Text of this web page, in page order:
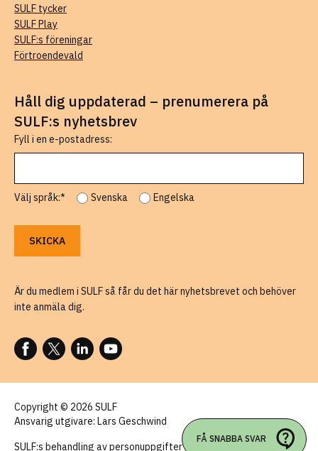
SULF tycker
SULF Play
SULF:s föreningar
Förtroendevald
Håll dig uppdaterad – prenumerera på
SULF:s nyhetsbrev
Fyll i en e-postadress:
Välj språk:* Svenska Engelska
Är du medlem i SULF så får du det här nyhetsbrevet och behöver
inte anmäla dig.
FÖLJ OSS PÅ FACEBOOK
FÖLJ OSS PÅ X
FÖLJ OSS PÅ LINKEDIN
FÖLJ OSS PÅ YOUTUBE
Copyright © 2026 SULF
Ansvarig utgivare: Lars Geschwind
SULF:s behandling av personuppgifter
FÅ SNABBA SVAR